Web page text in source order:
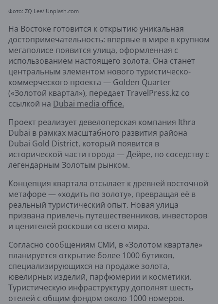
Фото: ZQ Lee/ Unplash.com
На Востоке готовится к открытию уникальная
достопримечательность: впервые в мире в крупном
мегаполисе появится улица, оформленная с
использованием настоящего золота. Она станет
центральным элементом нового туристическо-
коммерческого проекта — Golden Quarter
(«Золотой квартал»), передает TravelPress.kz со
ссылкой на Dubai media office.
Проект реализует девелоперская компания Ithra
Dubai в рамках масштабного развития района
Dubai Gold District, который появится в
исторической части города — Дейре, по соседству с
легендарным Золотым рынком.
Концепция квартала отсылает к древней восточной
метафоре — «ходить по золоту», превращая её в
реальный туристический опыт. Новая улица
призвана привлечь путешественников, инвесторов
и ценителей роскоши со всего мира.
Согласно сообщениям СМИ, в «Золотом квартале»
планируется открытие более 1000 бутиков,
специализирующихся на продаже золота,
ювелирных изделий, парфюмерии и косметики.
Туристическую инфраструктуру дополнят шесть
отелей с общим фондом около 1000 номеров.